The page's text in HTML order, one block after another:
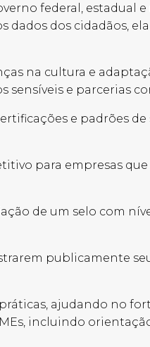
federal, estadual
dados dos cidadãos,
na cultura e
sensíveis e parcerias
e padrões de
para empresas
de um selo com
publicamente
ajudando no
incluindo